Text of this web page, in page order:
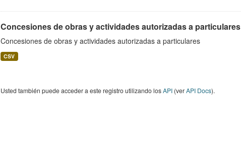
Concesiones de obras y actividades autorizadas a particulares
Concesiones de obras y actividades autorizadas a particulares
CSV
Usted también puede acceder a este registro utilizando losAPI(verAPI Docs).